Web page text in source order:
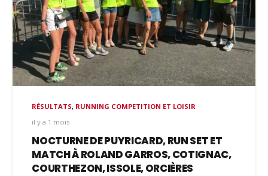
RÉSULTATS, RUNNING COMPETITION ET LOISIR
il y a 1 mois
NOCTURNE DE PUYRICARD, RUN SET ET
MATCH À ROLAND GARROS, COTIGNAC,
COURTHEZON, ISSOLE, ORCIÈRES